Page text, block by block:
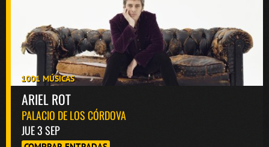
1001 MÚSICAS
ARIEL ROT
PALACIO DE LOS CÓRDOVA
JUE 3 SEP